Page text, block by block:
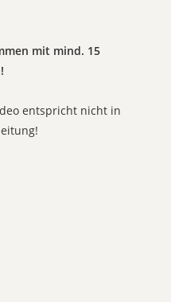
mit mind. 15
entspricht nicht in